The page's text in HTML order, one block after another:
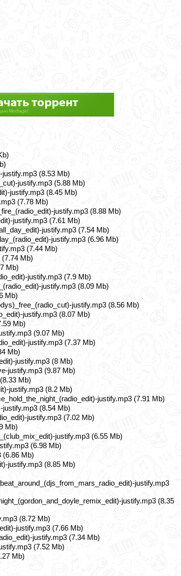
(8.53 Mb)
justify.mp3 (5.88 Mb)
justify.mp3 (8.45 Mb)
(7.78 Mb)
justify.mp3 (8.88 Mb)
justify.mp3 (7.61 Mb)
justify.mp3 (7.54 Mb)
justify.mp3 (6.96 Mb)
(7.44 Mb)
(7.74 Mb)
Mb)
justify.mp3 (7.9 Mb)
justify.mp3 (8.09 Mb)
Mb)
justify.mp3 (8.56 Mb)
justify.mp3 (8.07 Mb)
Mb)
(9.07 Mb)
justify.mp3 (7.37 Mb)
Mb)
justify.mp3 (8 Mb)
justify.mp3 (9.87 Mb)
Mb)
justify.mp3 (8.2 Mb)
justify.mp3 (7.91 Mb)
justify.mp3 (8.54 Mb)
justify.mp3 (7.02 Mb)
Mb)
justify.mp3 (6.55 Mb)
(6.98 Mb)
(6.86 Mb)
justify.mp3 (8.85 Mb)
justify.mp3
justify.mp3 (8.35
(8.72 Mb)
justify.mp3 (7.66 Mb)
justify.mp3 (7.34 Mb)
(7.52 Mb)
Mb)